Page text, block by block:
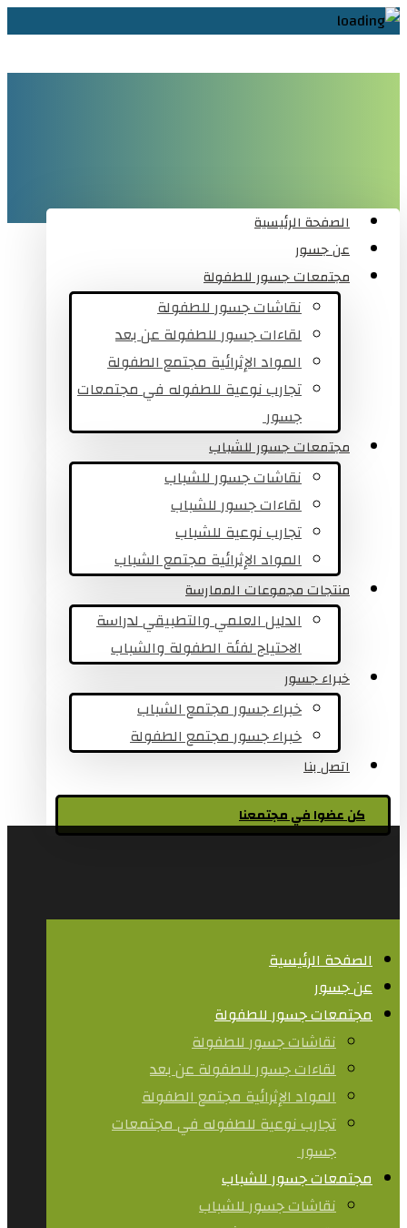
الصفحة الرئيسية
عن جسور
مجتمعات جسور للطفولة
نقاشات جسور للطفولة
لقاءات جسور للطفولة عن بعد
المواد الإثرائية مجتمع الطفولة
تجارب نوعية للطفوله في مجتمعات
جسور ​
مجتمعات جسور للشباب
نقاشات جسور للشباب
لقاءات جسور للشباب
تجارب نوعية للشباب​
المواد الإثرائية مجتمع الشباب
منتجات مجموعات الممارسة
الدليل العلمي والتطبيقي لدراسة
الاحتياج لفئة الطفولة والشباب
خبراء جسور
خبراء جسور مجتمع الشباب
خبراء جسور مجتمع الطفولة
اتصل بنا
كن عضوا في مجتمعنا
الصفحة الرئيسية
عن جسور
مجتمعات جسور للطفولة
نقاشات جسور للطفولة
لقاءات جسور للطفولة عن بعد
المواد الإثرائية مجتمع الطفولة
تجارب نوعية للطفوله في مجتمعات
جسور ​
مجتمعات جسور للشباب
نقاشات جسور للشباب